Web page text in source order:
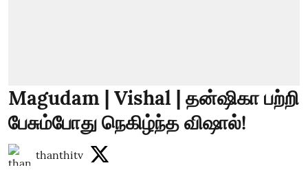
Magudam | Vishal | தன்ஷிகா பற்றி
பேசும்போது நெகிழ்ந்த விஷால்!
thanthitv